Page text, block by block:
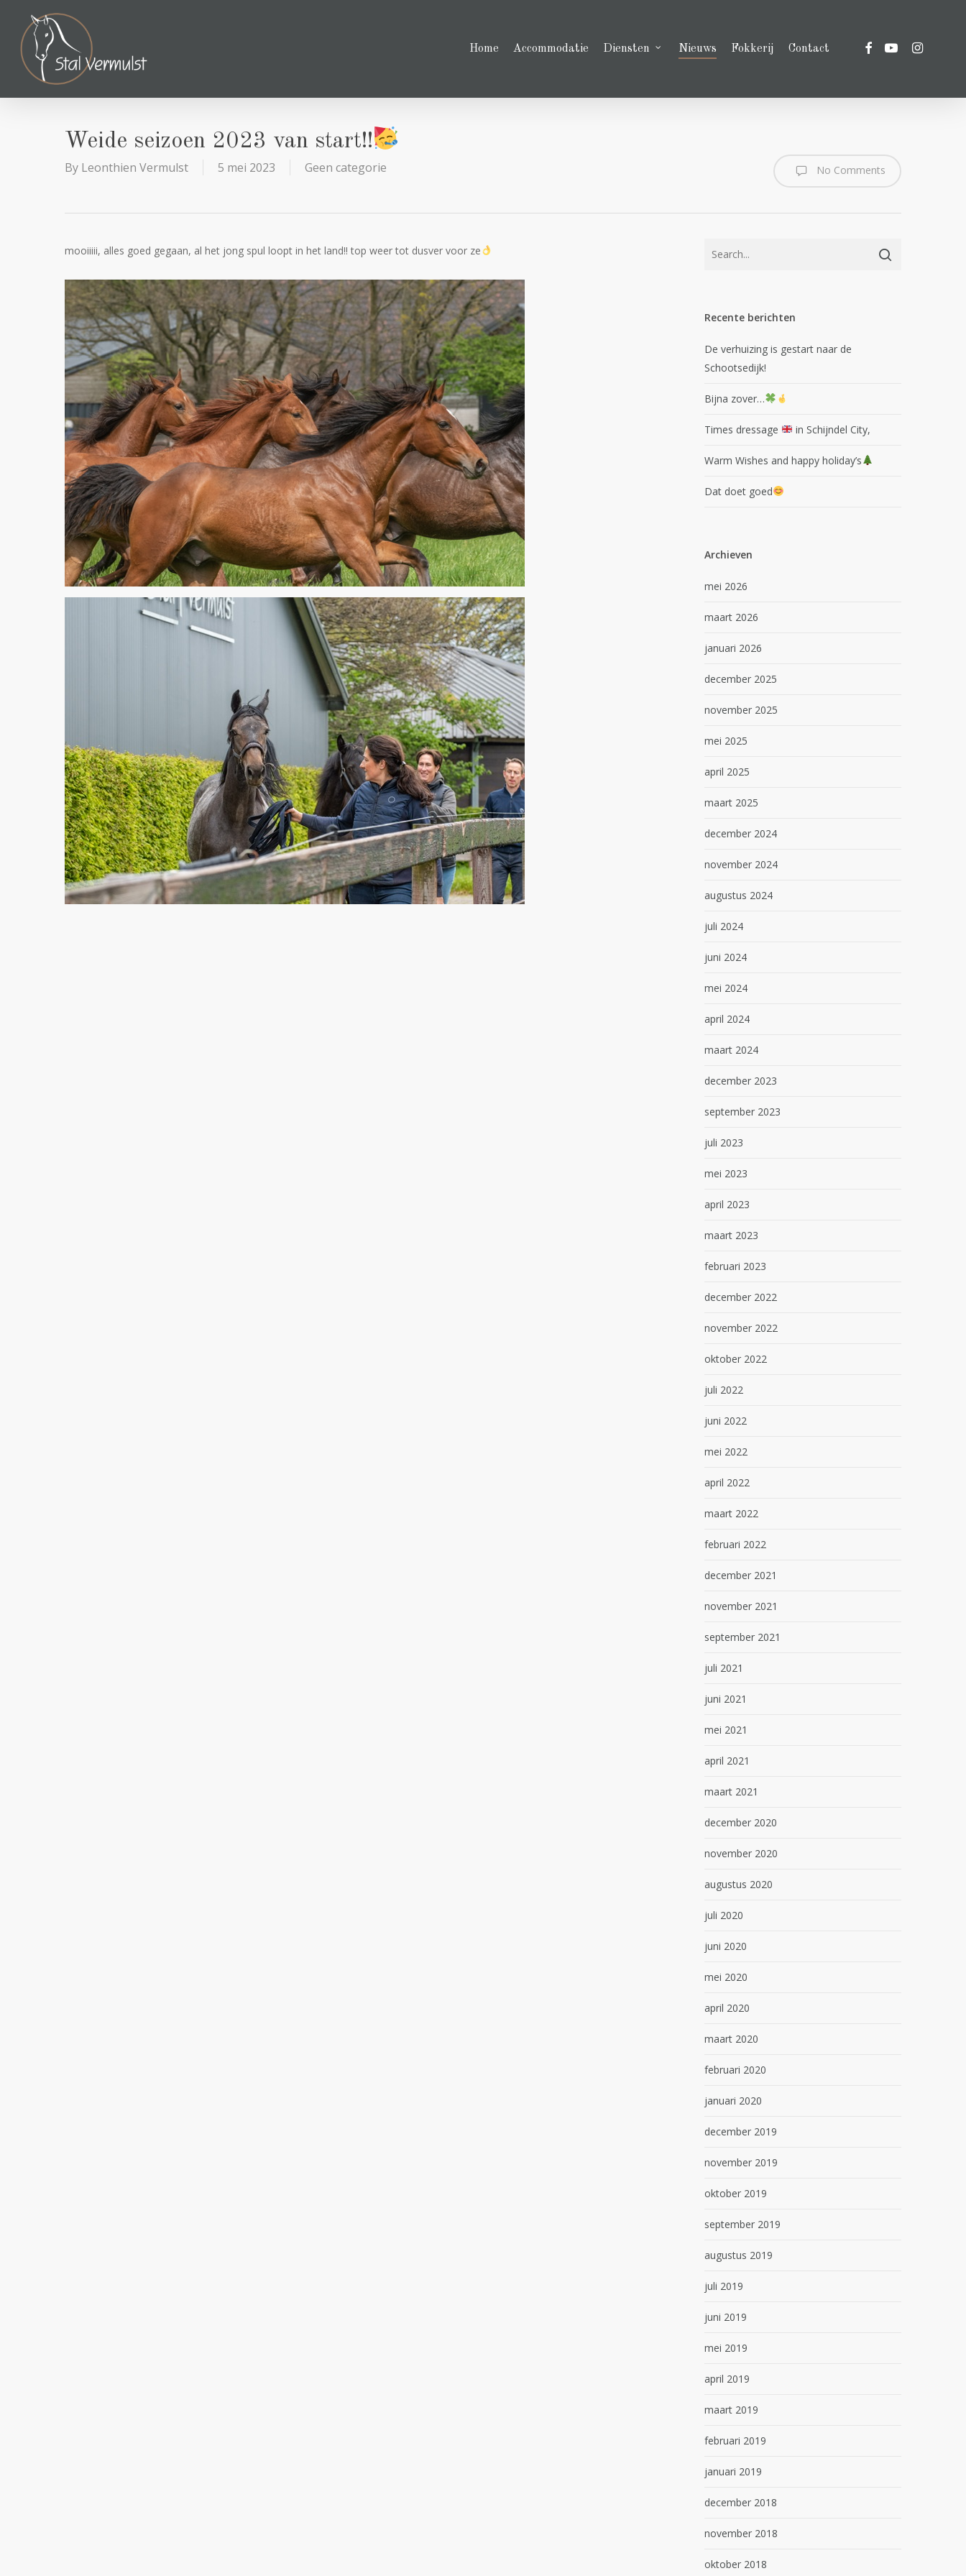
main
content
Home Accommodatie Diensten Nieuws Fokkerij Contact facebookyoutubeinstagram
Weide seizoen 2023 van start!!
By Leonthien Vermulst 5 mei 2023 Geen categorie No Comments
mooiiiii, alles goed gegaan, al het jong spul loopt in het land!! top weer tot dusver voor ze
Recente berichten
De verhuizing is gestart naar de
Schootsedijk!
Bijna zover…
Times dressage in Schijndel City,
Warm Wishes and happy holiday’s
Dat doet goed
Archieven
mei 2026
maart 2026
januari 2026
december 2025
november 2025
mei 2025
april 2025
maart 2025
december 2024
november 2024
augustus 2024
juli 2024
juni 2024
mei 2024
april 2024
maart 2024
december 2023
september 2023
juli 2023
mei 2023
april 2023
maart 2023
februari 2023
december 2022
november 2022
oktober 2022
juli 2022
juni 2022
mei 2022
april 2022
maart 2022
februari 2022
december 2021
november 2021
september 2021
juli 2021
juni 2021
mei 2021
april 2021
maart 2021
december 2020
november 2020
augustus 2020
juli 2020
juni 2020
mei 2020
april 2020
maart 2020
februari 2020
januari 2020
december 2019
november 2019
oktober 2019
september 2019
augustus 2019
juli 2019
juni 2019
mei 2019
april 2019
maart 2019
februari 2019
januari 2019
december 2018
november 2018
oktober 2018